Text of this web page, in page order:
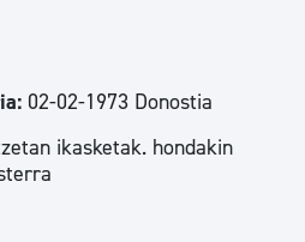
02-02-1973 Donostia
ikasketak. hondakin